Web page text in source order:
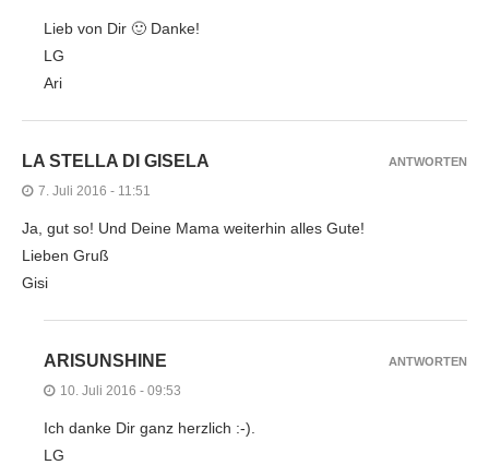
Lieb von Dir 🙂 Danke!
LG
Ari
LA STELLA DI GISELA
7. Juli 2016 - 11:51
Ja, gut so! Und Deine Mama weiterhin alles Gute!
Lieben Gruß
Gisi
ANTWORTEN
ARISUNSHINE
10. Juli 2016 - 09:53
Ich danke Dir ganz herzlich :-).
LG
ANTWORTEN